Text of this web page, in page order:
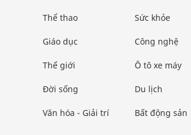
Thể thao
Giáo dục
Thế giới
Đời sống
Văn hóa - Giải trí
Sức khỏe
Công nghệ
Ô tô xe máy
Du lịch
Bất động sản